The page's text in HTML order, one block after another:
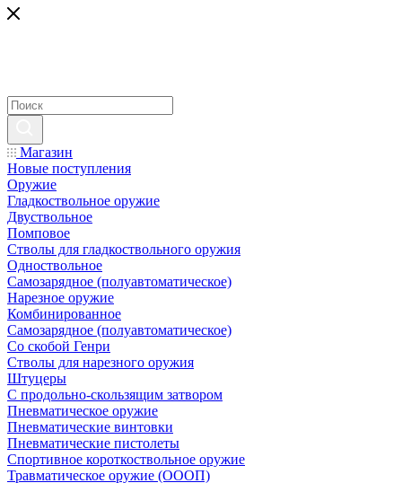
Магазин
Новые поступления
Оружие
Гладкоствольное оружие
Двуствольное
Помповое
Стволы для гладкоствольного оружия
Одноствольное
Самозарядное (полуавтоматическое)
Нарезное оружие
Комбинированное
Самозарядное (полуавтоматическое)
Со скобой Генри
Стволы для нарезного оружия
Штуцеры
С продольно-скользящим затвором
Пневматическое оружие
Пневматические винтовки
Пневматические пистолеты
Спортивное короткоствольное оружие
Травматическое оружие (ОООП)